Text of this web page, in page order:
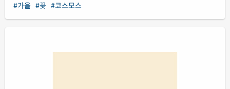
#가을 #꽃 #코스모스